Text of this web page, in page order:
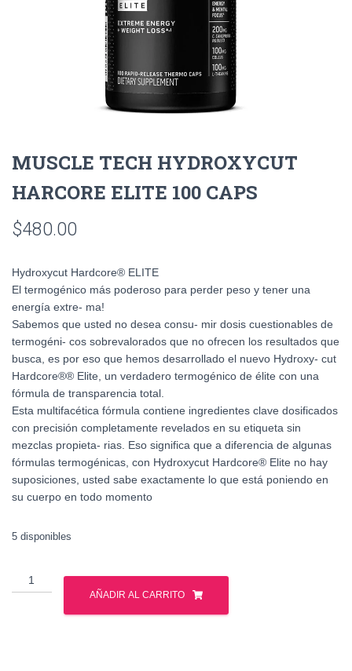
MUSCLE TECH HYDROXYCUT
HARCORE ELITE 100 CAPS
$480.00
Hydroxycut Hardcore® ELITE
El termogénico más poderoso para perder peso y tener una
energía extre- ma!
Sabemos que usted no desea consu- mir dosis cuestionables de
termogéni- cos sobrevalorados que no ofrecen los resultados que
busca, es por eso que hemos desarrollado el nuevo Hydroxy- cut
Hardcore®® Elite, un verdadero termogénico de élite con una
fórmula de transparencia total.
Esta multifacética fórmula contiene ingredientes clave dosificados
con precisión completamente revelados en su etiqueta sin
mezclas propieta- rias. Eso significa que a diferencia de algunas
fórmulas termogénicas, con Hydroxycut Hardcore® Elite no hay
suposiciones, usted sabe exactamente lo que está poniendo en
su cuerpo en todo momento
5 disponibles
MUSCLE
TECH
HYDROXYCUT
AÑADIR AL CARRITO